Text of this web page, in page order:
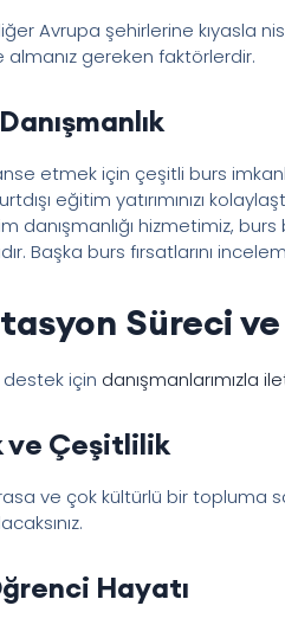
Avrupa şehirlerine kıyasla
gereken faktörlerdir.
etmek için çeşitli burs
eğitim yatırımınızı
danışmanlığı hizmetimiz,
Başka burs fırsatlarını
Süreci ve
için danışmanlarımızla
ve Çeşitlilik
ve çok kültürlü bir topluma
Hayatı